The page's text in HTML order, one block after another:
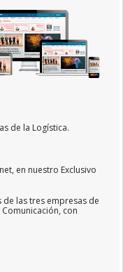
de la Logística.
en nuestro Exclusivo
las tres empresas de
con